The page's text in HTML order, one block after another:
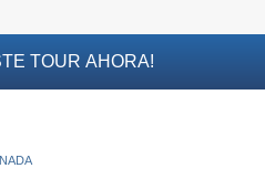
TOUR AHORA!